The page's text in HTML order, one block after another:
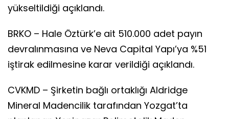
yükseltildiği açıklandı.
BRKO – Hale Öztürk’e ait 510.000 adet payın
devralınmasına ve Neva Capital Yapı’ya %51
iştirak edilmesine karar verildiği açıklandı.
CVKMD – Şirketin bağlı ortaklığı Aldridge
Mineral Madencilik tarafından Yozgat’ta